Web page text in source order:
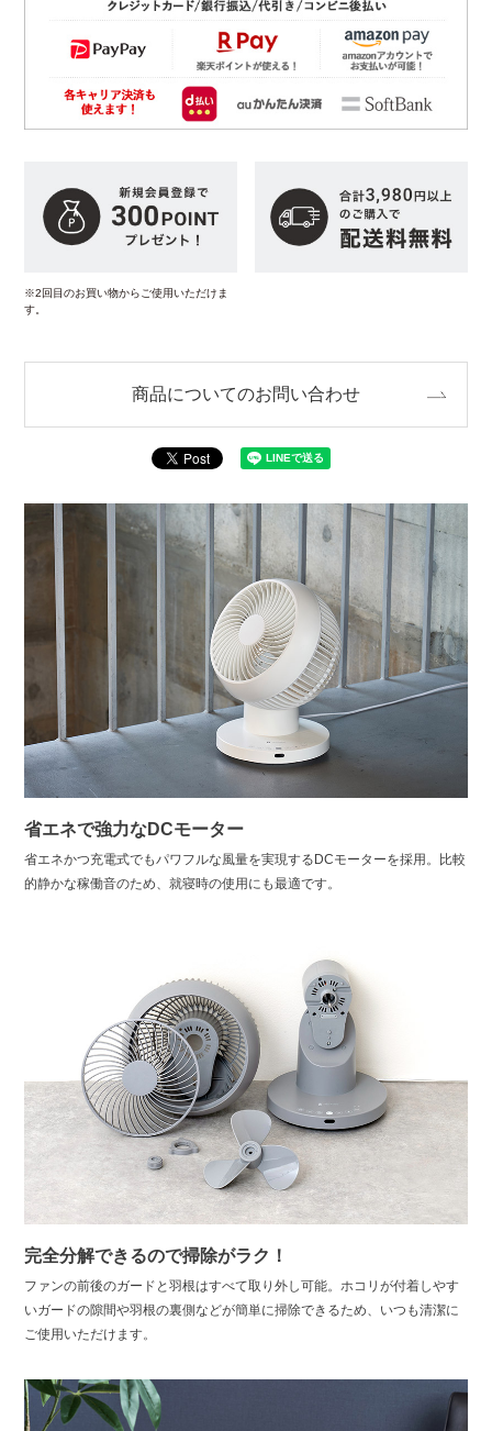
※2回目のお買い物からご使用いただけま
す。
商品についてのお問い合わせ
省エネで強力なDCモーター
省エネかつ充電式でもパワフルな風量を実現するDCモーターを採用。比較
的静かな稼働音のため、就寝時の使用にも最適です。
完全分解できるので掃除がラク！
ファンの前後のガードと羽根はすべて取り外し可能。ホコリが付着しやす
いガードの隙間や羽根の裏側などが簡単に掃除できるため、いつも清潔に
ご使用いただけます。